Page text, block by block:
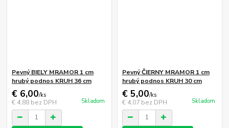
Pevný BIELY MRAMOR 1 cm
hrubý podnos KRUH 36 cm
€ 6,00/ks
€ 4,88 bez DPH Skladom
Pevný ČIERNY MRAMOR 1 cm
hrubý podnos KRUH 30 cm
€ 5,00/ks
€ 4,07 bez DPH Skladom